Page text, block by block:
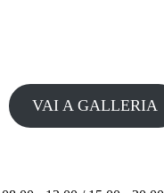
VAI A GALLERIA